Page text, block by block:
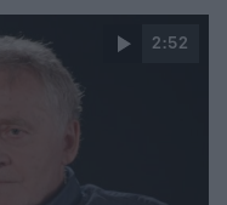
mire számíthatnak a
Judit ma is csak
2:52